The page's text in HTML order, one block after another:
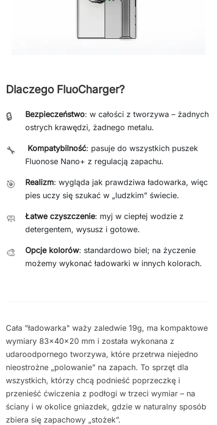
Dlaczego FluoCharger?
🔒 Bezpieczeństwo: w całości z tworzywa – żadnych
ostrych krawędzi, żadnego metalu.
🔧 Kompatybilność: pasuje do wszystkich puszek
Fluonose Nano+ z regulacją zapachu.
🎯 Realizm: wygląda jak prawdziwa ładowarka, więc
pies uczy się szukać w „ludzkim” świecie.
🧼 Łatwe czyszczenie: myj w ciepłej wodzie z
detergentem, wysusz i gotowe.
🎨 Opcje kolorów: standardowo biel; na życzenie
możemy wykonać ładowarki w innych kolorach.
Cała "ładowarka" waży zaledwie 19g, ma kompaktowe
wymiary 83×40×20 mm i została wykonana z
udaroodpornego tworzywa, które przetrwa niejedno
nieostrożne „polowanie” na zapach. To sprzęt dla
wszystkich, którzy chcą podnieść poprzeczkę i
przenieść ćwiczenia z podłogi w trzeci wymiar – na
ściany i w okolice gniazdek, gdzie w naturalny sposób
zbiera się zapachowy „stożek”.